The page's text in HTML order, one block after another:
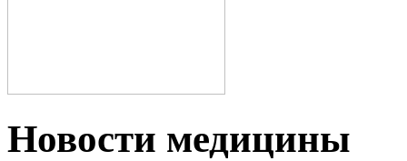
Новости медицины